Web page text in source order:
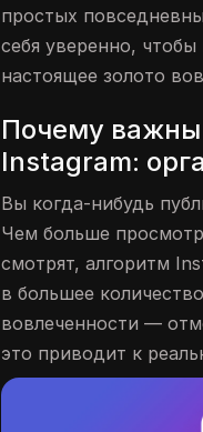
простых
себя уверенно,
настоящее золото
Почему
Instagram:
Вы когда-нибудь
Чем больше
смотрят, алгоритм
в большее
вовлеченности —
это приводит к